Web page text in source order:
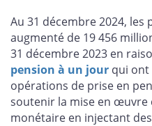
Au 31 décembre 2024,
augmenté de 19 456
31 décembre 2023 en
pension à un jour qui ont
opérations de prise en
soutenir la mise en œuvre
monétaire en injectant